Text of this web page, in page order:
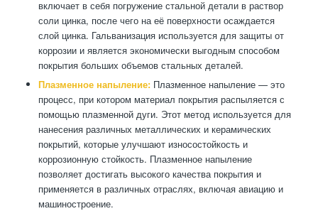
включает в себя погружение стальной детали в раствор
соли цинка, после чего на её поверхности осаждается
слой цинка. Гальванизация используется для защиты от
коррозии и является экономически выгодным способом
покрытия больших объемов стальных деталей.
Плазменное напыление:Плазменное напыление — это
процесс, при котором материал покрытия распыляется с
помощью плазменной дуги. Этот метод используется для
нанесения различных металлических и керамических
покрытий, которые улучшают износостойкость и
коррозионную стойкость. Плазменное напыление
позволяет достигать высокого качества покрытия и
применяется в различных отраслях, включая авиацию и
машиностроение.